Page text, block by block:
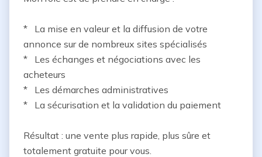
*   La mise en valeur et la diffusion de votre
annonce sur de nombreux sites spécialisés
*   Les échanges et négociations avec les
acheteurs
*   Les démarches administratives
*   La sécurisation et la validation du paiement
Résultat : une vente plus rapide, plus sûre et
totalement gratuite pour vous.